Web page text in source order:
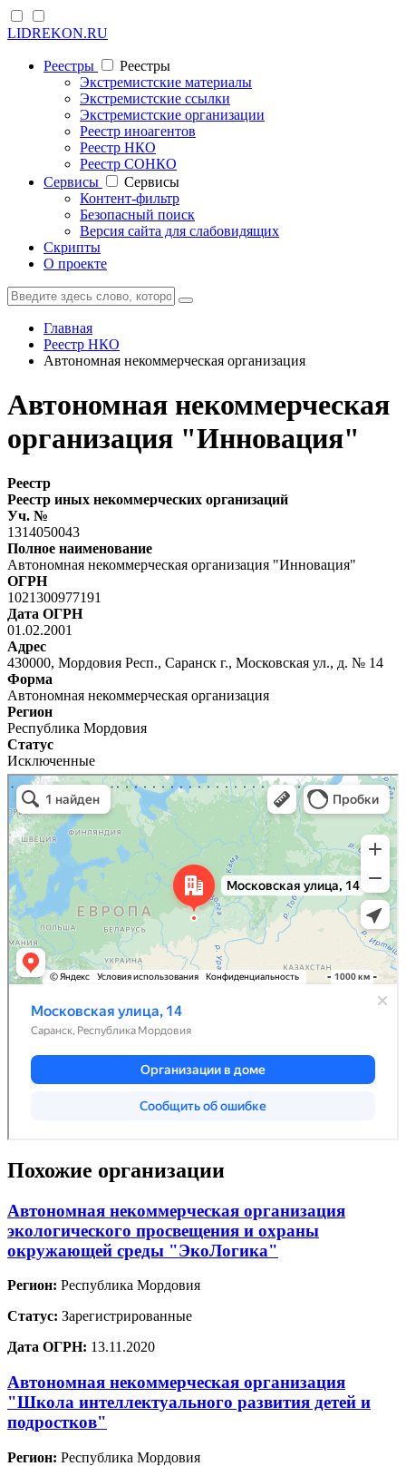
LIDREKON.RU
Реестры
Реестры
Экстремистские материалы
Экстремистские ссылки
Экстремистские организации
Реестр иноагентов
Реестр НКО
Реестр СОНКО
Cервисы
Cервисы
Контент-фильтр
Безопасный поиск
Версия сайта для слабовидящих
Скрипты
О проекте
Главная
Реестр НКО
Автономная некоммерческая организация
Автономная некоммерческая
организация "Инновация"
Реестр
Реестр иных некоммерческих организаций
Уч. №
1314050043
Полное наименование
Автономная некоммерческая организация "Инновация"
ОГРН
1021300977191
Дата ОГРН
01.02.2001
Адрес
430000, Мордовия Респ., Саранск г., Московская ул., д. № 14
Форма
Автономная некоммерческая организация
Регион
Республика Мордовия
Статус
Исключенные
Похожие организации
Автономная некоммерческая организация
экологического просвещения и охраны
окружающей среды "ЭкоЛогика"
Регион: Республика Мордовия
Статус: Зарегистрированные
Дата ОГРН: 13.11.2020
Автономная некоммерческая организация
"Школа интеллектуального развития детей и
подростков"
Регион: Республика Мордовия